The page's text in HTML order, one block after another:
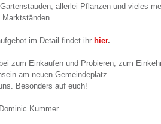
allerlei Pflanzen und vieles
Marktständen.
im Detail findet ihr hier.
zum Einkaufen und Probieren, zum
am neuen Gemeindeplatz.
Besonders auf euch!
Kummer